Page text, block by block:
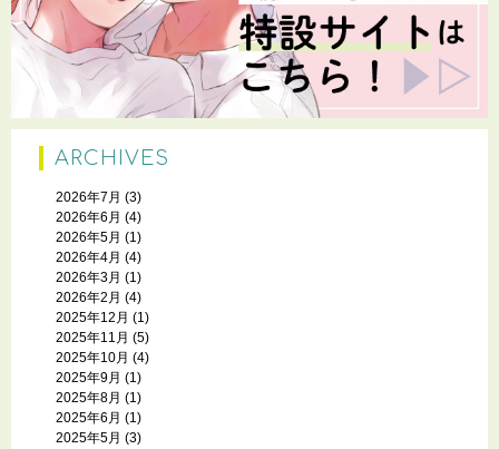
ARCHIVES
2026年7月 (3)
2026年6月 (4)
2026年5月 (1)
2026年4月 (4)
2026年3月 (1)
2026年2月 (4)
2025年12月 (1)
2025年11月 (5)
2025年10月 (4)
2025年9月 (1)
2025年8月 (1)
2025年6月 (1)
2025年5月 (3)